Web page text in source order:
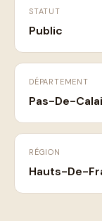
STATUT
Public
DÉPARTEMENT
Pas-De-
RÉGION
Hauts-De-